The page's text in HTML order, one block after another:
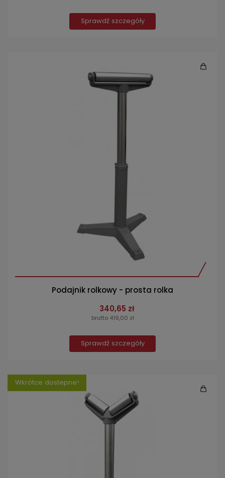
Sprawdź szczegóły
Podajnik rolkowy - prosta rolka
340,65 zł
brutto 419,00 zł
Sprawdź szczegóły
Wkrótce dostepne!